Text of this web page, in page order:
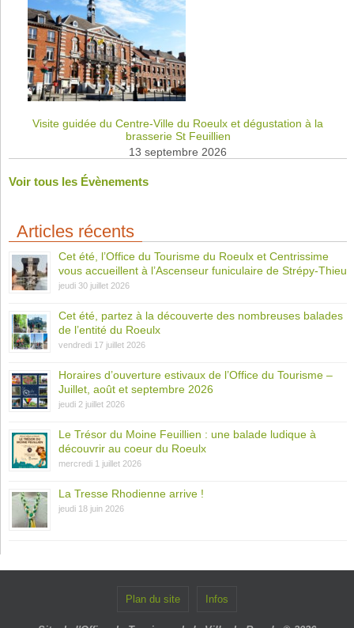
Visite guidée du Centre-Ville du Roeulx et dégustation à la
brasserie St Feuillien
13 septembre 2026
Voir tous les Évènements
Articles récents
Cet été, l’Office du Tourisme du Roeulx et Centrissime
vous accueillent à l’Ascenseur funiculaire de Strépy-Thieu
jeudi 30 juillet 2026
Cet été, partez à la découverte des nombreuses balades
de l’entité du Roeulx
vendredi 17 juillet 2026
Horaires d’ouverture estivaux de l’Office du Tourisme –
Juillet, août et septembre 2026
jeudi 2 juillet 2026
Le Trésor du Moine Feuillien : une balade ludique à
découvrir au coeur du Roeulx
mercredi 1 juillet 2026
La Tresse Rhodienne arrive !
jeudi 18 juin 2026
Plan du site Infos